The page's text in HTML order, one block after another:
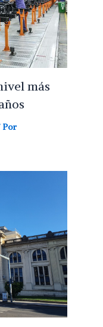
más
Por